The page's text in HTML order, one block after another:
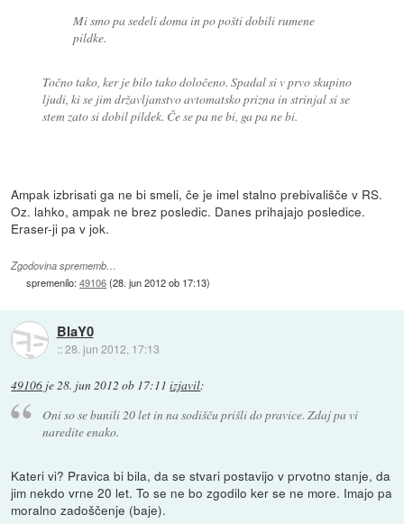
Mi smo pa sedeli doma in po pošti dobili rumene
pildke.
Točno tako, ker je bilo tako določeno. Spadal si v prvo skupino
ljudi, ki se jim državljanstvo avtomatsko prizna in strinjal si se
stem zato si dobil pildek. Če se pa ne bi, ga pa ne bi.
Ampak izbrisati ga ne bi smeli, če je imel stalno prebivališče v RS.
Oz. lahko, ampak ne brez posledic. Danes prihajajo posledice.
Eraser-ji pa v jok.
Zgodovina sprememb…
spremenilo:49106(28. jun 2012 ob 17:13)
BlaY0
::28. jun 2012, 17:13
49106 je28. jun 2012 ob 17:11 izjavil:
Oni so se bunili 20 let in na sodišču prišli do pravice. Zdaj pa vi
naredite enako.
Kateri vi? Pravica bi bila, da se stvari postavijo v prvotno stanje, da
jim nekdo vrne 20 let. To se ne bo zgodilo ker se ne more. Imajo pa
moralno zadoščenje (baje).